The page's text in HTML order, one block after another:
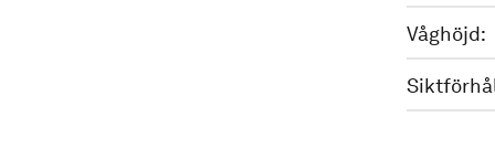
Våghöjd: